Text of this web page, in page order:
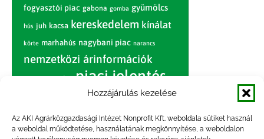
Hozzájárulás kezelése
Az AKI Agrárközgazdasági Intézet Nonprofit Kft. weboldala sütiket használ
a weboldal működtetése, használatának megkönnyítése, a weboldalon
fogyasztói piac gabona gomba gyümölcs
hús juh kacsa kereskedelem kínálat
körte marhahús nagybani piac narancs
nemzetközi árinformációk
piac piaci jelentés
sertés sertéshús
szarvasmarha termelés termelői
ár tojás világpiac vágóbárány